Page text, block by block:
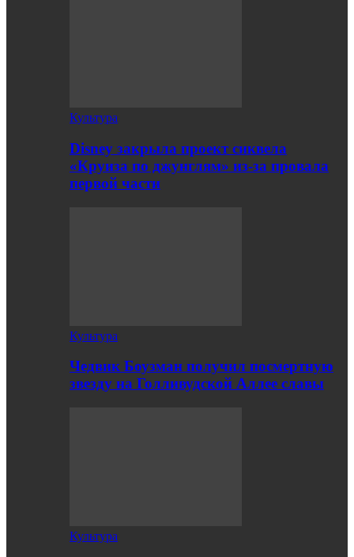
Культура
Disney закрыла проект сиквела
«Круиза по джунглям» из-за провала
первой части
Культура
Чедвик Боузман получил посмертную
звезду на Голливудской Аллее славы
Культура